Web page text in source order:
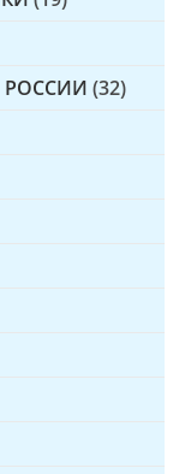
РОССИИ (32)